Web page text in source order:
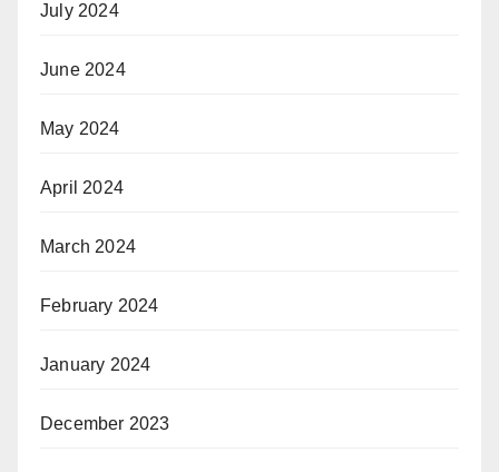
July 2024
June 2024
May 2024
April 2024
March 2024
February 2024
January 2024
December 2023